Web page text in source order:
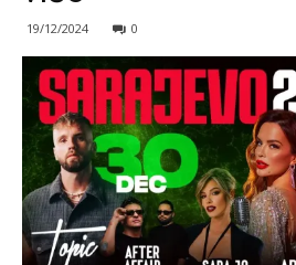
19/12/2024 0